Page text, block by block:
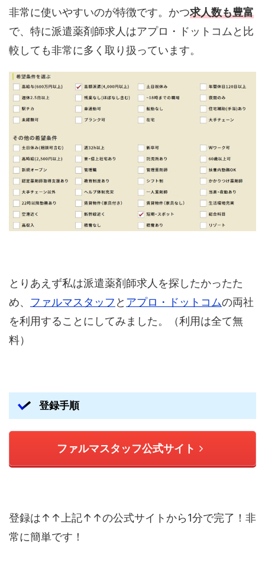
非常に使いやすいのが特徴です。かつ求人数も豊富
で、特に派遣薬剤師求人はアプロ・ドットコムと比
較しても非常に多く取り扱っています。
とりあえず私は派遣薬剤師求人を探したかったた
め、 ファルマスタッフ と アプロ・ドットコムの両社
を利用することにしてみました。（利用は全て無
料）
登録手順
ファルマスタッフ公式サイト
登録は↑↑上記↑↑の公式サイトから1分で完了！非
常に簡単です！